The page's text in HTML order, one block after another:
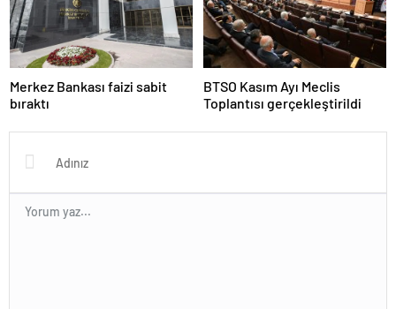
Merkez Bankası faizi sabit
bıraktı
BTSO Kasım Ayı Meclis
Toplantısı gerçekleştirildi